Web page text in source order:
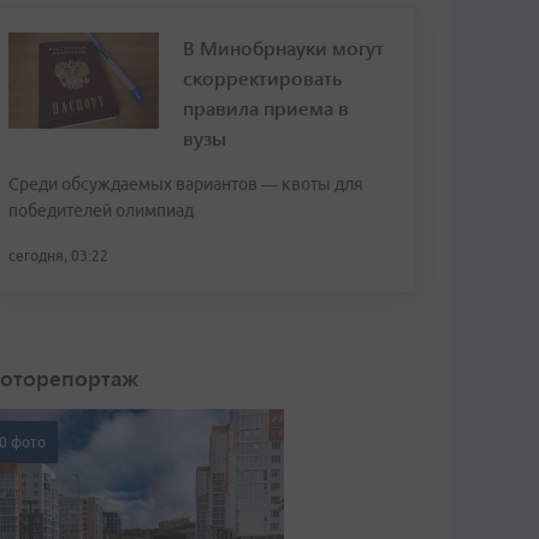
В Минобрнауки могут
скорректировать
правила приема в
вузы
Среди обсуждаемых вариантов — квоты для
победителей олимпиад
сегодня, 03:22
фото